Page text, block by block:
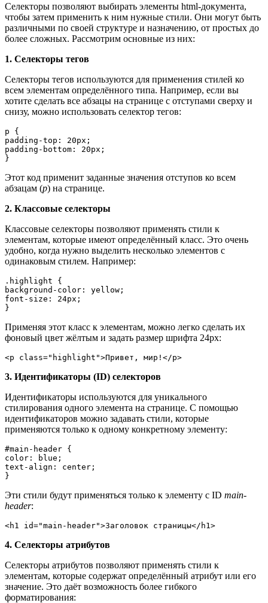
Селекторы позволяют выбирать элементы html-документа,
чтобы затем применить к ним нужные стили. Они могут быть
различными по своей структуре и назначению, от простых до
более сложных. Рассмотрим основные из них:
1. Селекторы тегов
Селекторы тегов используются для применения стилей ко
всем элементам определённого типа. Например, если вы
хотите сделать все абзацы на странице с отступами сверху и
снизу, можно использовать селектор тегов:
p {
padding-top: 20px;
padding-bottom: 20px;
}
Этот код применит заданные значения отступов ко всем
абзацам (p) на странице.
2. Классовые селекторы
Классовые селекторы позволяют применять стили к
элементам, которые имеют определённый класс. Это очень
удобно, когда нужно выделить несколько элементов с
одинаковым стилем. Например:
.highlight {
background-color: yellow;
font-size: 24px;
}
Применяя этот класс к элементам, можно легко сделать их
фоновый цвет жёлтым и задать размер шрифта 24px:
<p class="highlight">Привет, мир!</p>
3. Идентификаторы (ID) селекторов
Идентификаторы используются для уникального
стилирования одного элемента на странице. С помощью
идентификаторов можно задавать стили, которые
применяются только к одному конкретному элементу:
#main-header {
color: blue;
text-align: center;
}
Эти стили будут применяться только к элементу с ID main-
header:
<h1 id="main-header">Заголовок страницы</h1>
4. Селекторы атрибутов
Селекторы атрибутов позволяют применять стили к
элементам, которые содержат определённый атрибут или его
значение. Это даёт возможность более гибкого
форматирования: